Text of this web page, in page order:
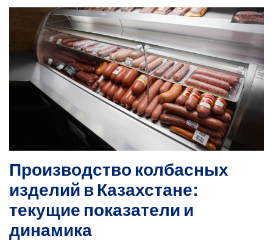
Производство колбасных
изделий в Казахстане:
текущие показатели и
динамика